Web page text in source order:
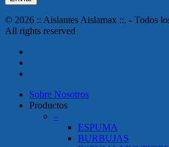
© 2026 :: Aislantes Aislamax ::. - Todos
All rights reserved
Close
Menu
Sobre Nosotros
Productos
–
ESPUMA
BURBUJAS